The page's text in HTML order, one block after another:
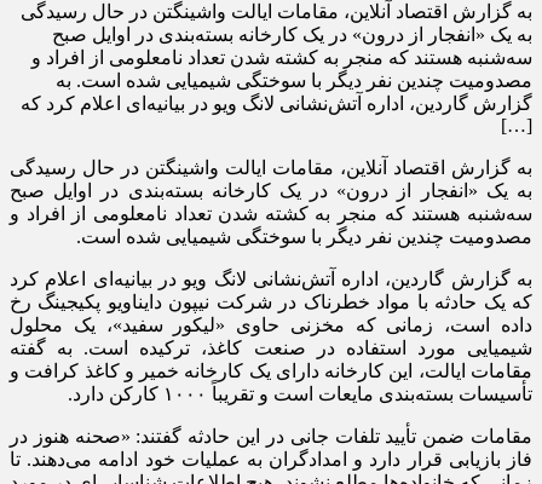
به گزارش اقتصاد آنلاین، مقامات ایالت واشینگتن در حال رسیدگی
به یک «انفجار از درون» در یک کارخانه بسته‌بندی در اوایل صبح
سه‌شنبه هستند که منجر به کشته شدن تعداد نامعلومی از افراد و
مصدومیت چندین نفر دیگر با سوختگی شیمیایی شده است. به
گزارش گاردین، اداره آتش‌نشانی لانگ ویو در بیانیه‌ای اعلام کرد که
[…]
به گزارش اقتصاد آنلاین، مقامات ایالت واشینگتن در حال رسیدگی
به یک «انفجار از درون» در یک کارخانه بسته‌بندی در اوایل صبح
سه‌شنبه هستند که منجر به کشته شدن تعداد نامعلومی از افراد و
مصدومیت چندین نفر دیگر با سوختگی شیمیایی شده است.
به گزارش گاردین، اداره آتش‌نشانی لانگ ویو در بیانیه‌ای اعلام کرد
که یک حادثه با مواد خطرناک در شرکت نیپون دایناویو پکیجینگ رخ
داده است، زمانی که مخزنی حاوی «لیکور سفید»، یک محلول
شیمیایی مورد استفاده در صنعت کاغذ، ترکیده است. به گفته
مقامات ایالت، این کارخانه دارای یک کارخانه خمیر و کاغذ کرافت و
تأسیسات بسته‌بندی مایعات است و تقریباً ۱۰۰۰ کارکن دارد.
مقامات ضمن تأیید تلفات جانی در این حادثه گفتند: «صحنه هنوز در
فاز بازیابی قرار دارد و امدادگران به عملیات خود ادامه می‌دهند. تا